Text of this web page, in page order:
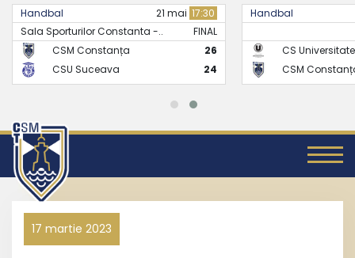
Handbal 21 mai 17:30
Sala Sporturilor Constanta -..
FINAL
CSM Constanța
26
CSU Suceava
24
Handbal
CS
CSM
17 martie 2023